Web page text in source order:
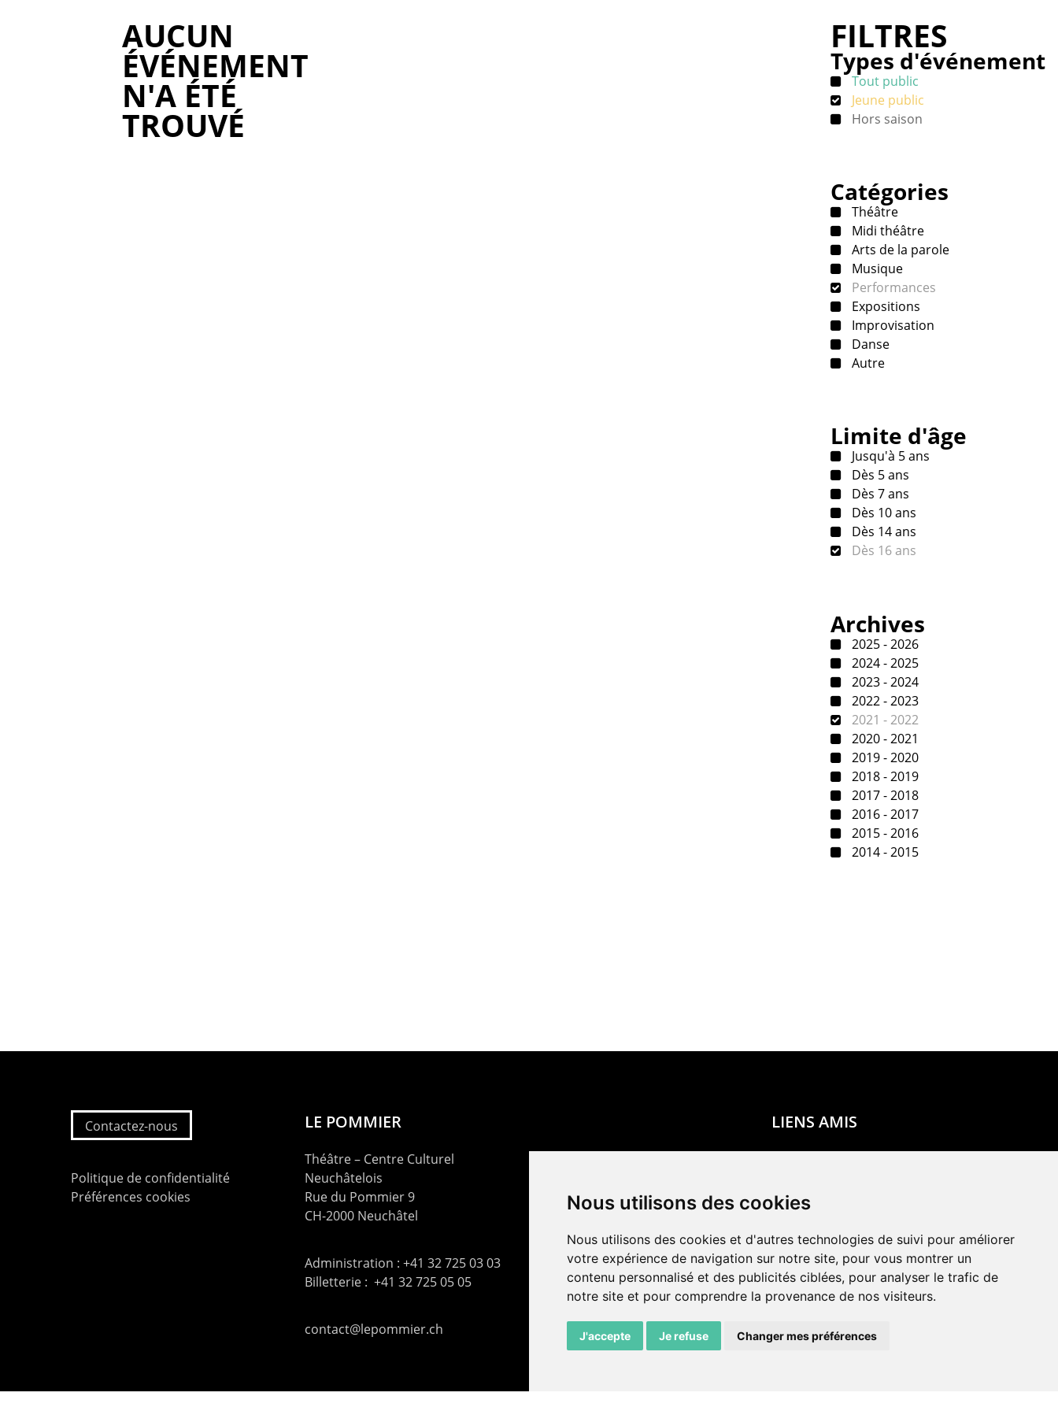
Nous utilisons des cookies
Nous utilisons des cookies et d'autres technologies de suivi pour améliorer
votre expérience de navigation sur notre site, pour vous montrer un
contenu personnalisé et des publicités ciblées, pour analyser le trafic de
notre site et pour comprendre la provenance de nos visiteurs.
J'accepte Je refuse Changer mes préférences
AUCUN
ÉVÉNEMENT
N'A ÉTÉ
TROUVÉ
FILTRES
Types d'événement
Tout public
Jeune public
Hors saison
Catégories
Théâtre
Midi théâtre
Arts de la parole
Musique
Performances
Expositions
Improvisation
Danse
Autre
Limite d'âge
Jusqu'à 5 ans
Dès 5 ans
Dès 7 ans
Dès 10 ans
Dès 14 ans
Dès 16 ans
Archives
2025 - 2026
2024 - 2025
2023 - 2024
2022 - 2023
2021 - 2022
2020 - 2021
2019 - 2020
2018 - 2019
2017 - 2018
2016 - 2017
2015 - 2016
2014 - 2015
Contactez-nous
Politique de confidentialité
Préférences cookies
LE POMMIER
Théâtre – Centre Culturel
Neuchâtelois
Rue du Pommier 9
CH-2000 Neuchâtel
Administration : +41 32 725 03 03
Billetterie : +41 32 725 05 05
contact@lepommier.ch
LIENS AMIS